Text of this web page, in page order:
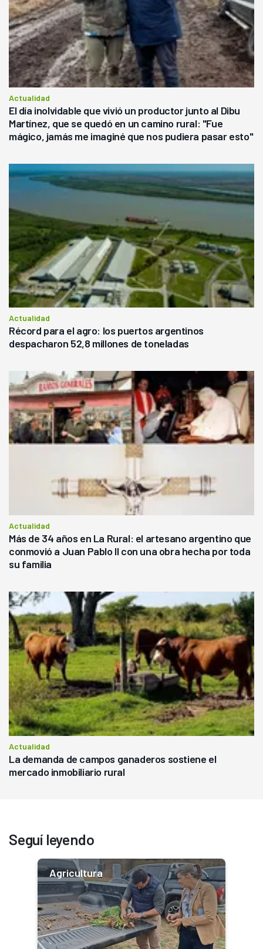
Actualidad
El día inolvidable que vivió un productor junto al Dibu
Martínez, que se quedó en un camino rural: "Fue
mágico, jamás me imaginé que nos pudiera pasar esto"
Actualidad
Récord para el agro: los puertos argentinos
despacharon 52,8 millones de toneladas
Actualidad
Más de 34 años en La Rural: el artesano argentino que
conmovió a Juan Pablo II con una obra hecha por toda
su familia
Actualidad
La demanda de campos ganaderos sostiene el
mercado inmobiliario rural
Seguí leyendo
Agricultura